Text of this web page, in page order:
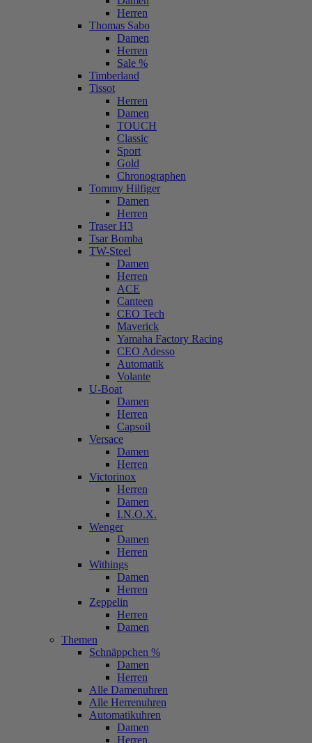
Herren
Thomas Sabo
Damen
Herren
Sale %
Timberland
Tissot
Herren
Damen
TOUCH
Classic
Sport
Gold
Chronographen
Tommy Hilfiger
Damen
Herren
Traser H3
Tsar Bomba
TW-Steel
Damen
Herren
ACE
Canteen
CEO Tech
Maverick
Yamaha Factory Racing
CEO Adesso
Automatik
Volante
U-Boat
Damen
Herren
Capsoil
Versace
Damen
Herren
Victorinox
Herren
Damen
I.N.O.X.
Wenger
Damen
Herren
Withings
Damen
Herren
Zeppelin
Herren
Damen
Themen
Schnäppchen %
Damen
Herren
Alle Damenuhren
Alle Herrenuhren
Automatikuhren
Damen
Herren